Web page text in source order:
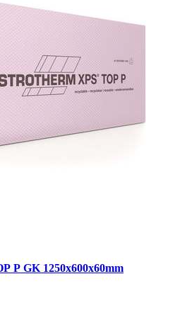
P GK 1250x600x60mm